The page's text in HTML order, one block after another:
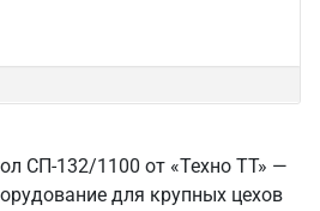
СП-132/1100 от «Техно ТТ» —
для крупных цехов